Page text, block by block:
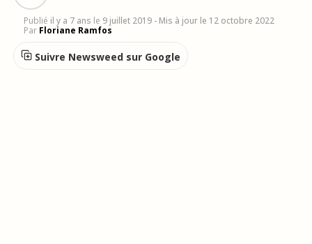
Publié il y a 7 ans le 9 juillet 2019 - Mis à jour le 12 octobre 2022
Par Floriane Ramfos
Suivre Newsweed sur Google